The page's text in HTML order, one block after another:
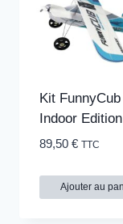
Kit FunnyCub
Indoor
89,50 € TTC
Ajouter au